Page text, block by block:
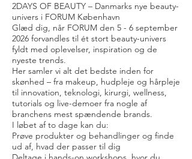
2DAYS OF BEAUTY – Danmarks nye beauty-
univers i FORUM København
Glæd dig, når FORUM den 5 - 6 september
2026 forvandles til ét stort beauty-univers
fyldt med oplevelser, inspiration og de
nyeste trends.
Her samler vi alt det bedste inden for
skønhed – fra makeup, hudpleje og hårpleje
til innovation, teknologi, kirurgi, wellness,
tutorials og live-demoer fra nogle af
branchens mest spændende brands.
I løbet af to dage kan du:
Prøve produkter og behandlinger og finde
ud af, hvad der passer til dig